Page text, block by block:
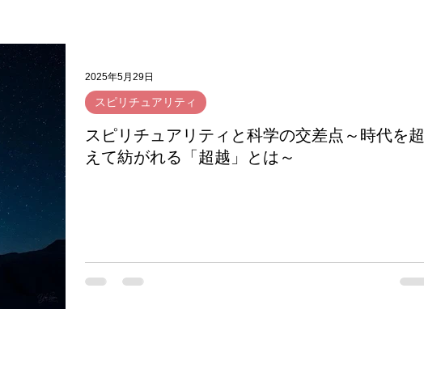
スピリチュアリティと科学の交差点～時代を超
えて紡がれる「超越」とは～
スピリチュアリティ
2025年5月29日